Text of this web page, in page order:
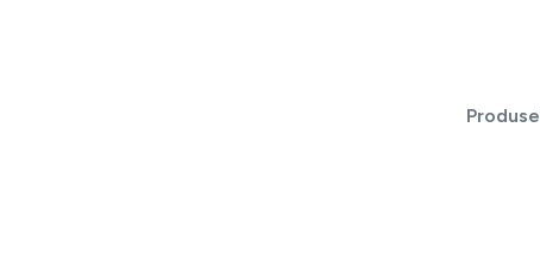
Produse